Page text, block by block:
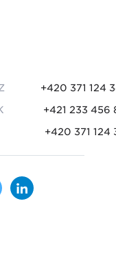
+420 371 124
+421 233 456
+420 371 124